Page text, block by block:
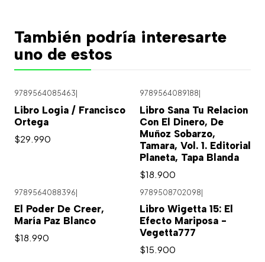
También podría interesarte
uno de estos
9789564085463
Libro Logia / Francisco
Ortega
$29.990
9789564089188
Libro Sana Tu Relacion
Con El Dinero, De
Muñoz Sobarzo,
Tamara, Vol. 1. Editorial
Planeta, Tapa Blanda
$18.900
9789564088396
El Poder De Creer,
María Paz Blanco
$18.990
9789508702098
Libro Wigetta 15: El
Efecto Mariposa -
Vegetta777
$15.900